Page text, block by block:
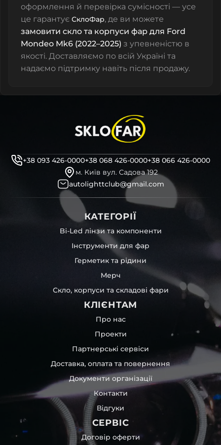
оформлення й перевірка сумісності — усе
це гарантує СклоФар, де ви можете
замовити скло та корпуси фар для Ford
Mondeo Mk6 (2022–2025) з упевненістю в
якості. Доставляємо по всій Україні та
надаємо підтримку навіть після продажу.
+38 093 426-0000+38 068 426-0000+38 066 426-0000
м. Київ вул. Садова 192
autolighttclub@gmail.com
КАТЕГОРІЇ
Bi-Led лінзи та компоненти
Інструменти для фар
Герметик та рідини
Мерч
Скло, корпуси та складові фари
КЛІЄНТАМ
Про нас
Проекти
Партнерські сервіси
Доставка, оплата та повернення
Документи організації
Контакти
Відгуки
СЕРВІС
Договір оферти